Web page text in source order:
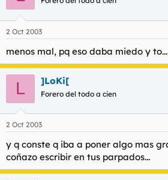
2 Oct 2003
menos mal, pq eso daba miedo y to...
L ]LoKi[
Forero del todo a cien
2 Oct 2003
y q conste q iba a poner algo mas
coñazo escribir en tus parpados...